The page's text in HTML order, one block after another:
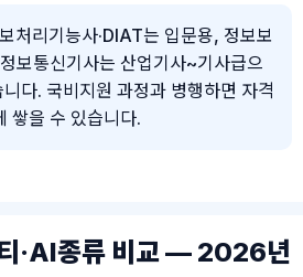
처리기능사·DIAT는 입문용, 정보보
보통신기사는 산업기사~기사급으
다. 국비지원 과정과 병행하면 자격
쌓을 수 있습니다.
·AI종류 비교 — 2026년